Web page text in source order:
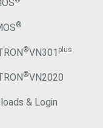
®
®VN301 plus
®VN2020
& Login